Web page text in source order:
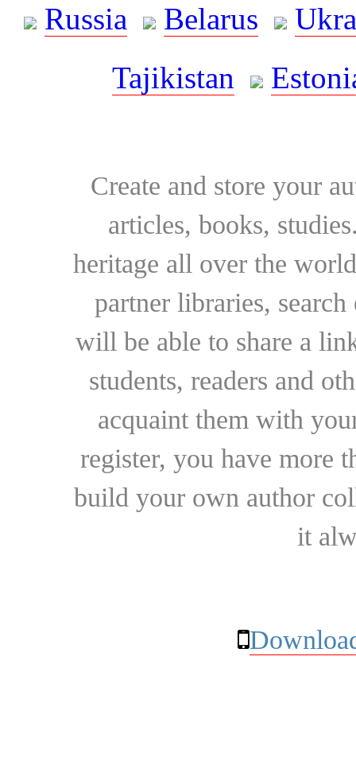
Russia
Belarus
Tajikistan
Create and store your
articles, books,
heritage all over the
partner libraries,
will be able to share a
students, readers and
acquaint them with
register, you have more
build your own author
it